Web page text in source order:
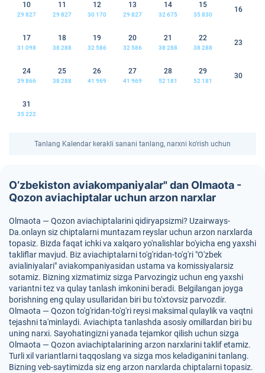
10
29 827
11
29 827
12
30 170
13
29 827
14
32 675
15
35 830
16
17
31 098
18
38 288
19
32 586
20
32 586
21
38 288
22
38 288
23
24
39 866
25
38 288
26
41 969
27
41 969
28
52 181
29
52 181
30
31
35 222
Tanlang Kalendar kerakli sanani tanlang, narxni ko'rish uchun
O’zbekiston aviakompaniyalar" dan Olmaota -
Qozon aviachiptalar uchun arzon narxlar
Olmaota — Qozon aviachiptalarini qidiryapsizmi? Uzairways-
Da.onlayn siz chiptalarni muntazam reyslar uchun arzon narxlarda
topasiz. Bizda faqat ichki va xalqaro yo'nalishlar bo'yicha eng yaxshi
takliflar mavjud. Biz aviachiptalarni to'g'ridan-to'g'ri "O'zbek
avialiniyalari" aviakompaniyasidan ustama va komissiyalarsiz
sotamiz. Bizning xizmatimiz sizga Parvozingiz uchun eng yaxshi
variantni tez va qulay tanlash imkonini beradi. Belgilangan joyga
borishning eng qulay usullaridan biri bu to'xtovsiz parvozdir.
Olmaota — Qozon to'g'ridan-to'g'ri reysi maksimal qulaylik va vaqtni
tejashni ta'minlaydi. Aviachipta tanlashda asosiy omillardan biri bu
uning narxi. Sayohatingizni yanada tejamkor qilish uchun sizga
Olmaota — Qozon aviachiptalarining arzon narxlarini taklif etamiz.
Turli xil variantlarni taqqoslang va sizga mos keladiganini tanlang.
Bizning veb-saytimizda siz eng arzon narxlarda chiptalarni topasiz.